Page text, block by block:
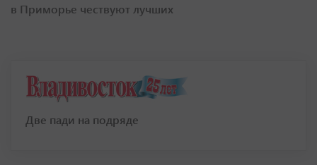
в Приморье чествуют лучших
Две пади на подряде